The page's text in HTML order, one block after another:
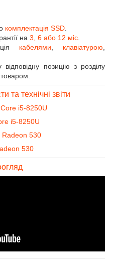
комплектація SSD
на 3, 6 або 12 міс
кабелями клавіатурою
позицію з розділу
та технічні звіти
i5-8250U
i5-8250U
Radeon 530
530